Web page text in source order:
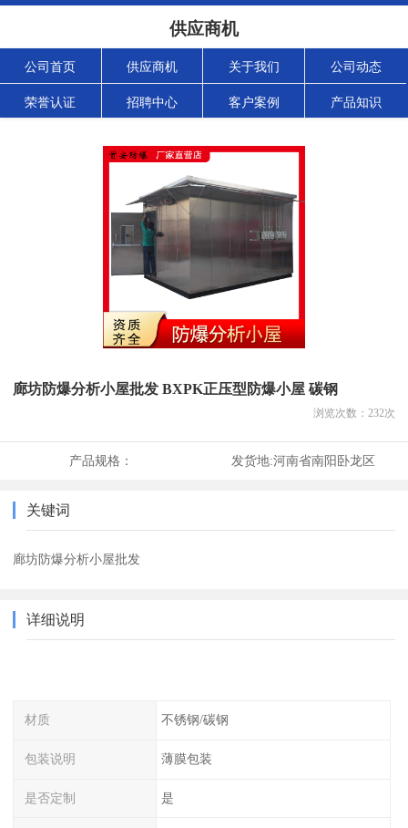
供应商机
公司首页 供应商机 关于我们 公司动态
荣誉认证 招聘中心 客户案例 产品知识
廊坊防爆分析小屋批发 BXPK正压型防爆小屋 碳钢
浏览次数： 232次
产品规格： 发货地:河南省南阳卧龙区
关键词
廊坊防爆分析小屋批发
详细说明
材质 不锈钢/碳钢
包装说明 薄膜包装
是否定制 是